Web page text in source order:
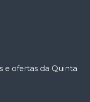
e ofertas da Quinta